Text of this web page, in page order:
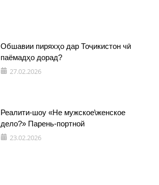
Обшавии пиряхҳо дар Тоҷикистон чӣ
паёмадҳо дорад?
27.02.2026
Реалити-шоу «Не мужское\женское
дело?» Парень-портной
23.02.2026